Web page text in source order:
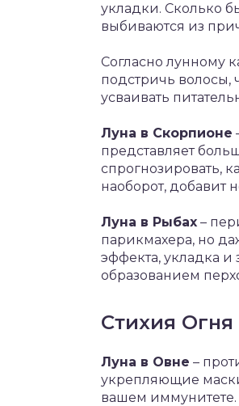
укладки. Сколько
выбиваются из
Согласно лунному
подстричь волосы,
усваивать
Луна в Скорпионе
представляет
спрогнозировать,
наоборот, добавит
Луна в Рыбах –
парикмахера, но
эффекта, укладка и
образованием
Стихия
Луна в Овне –
укрепляющие
вашем иммунитете.